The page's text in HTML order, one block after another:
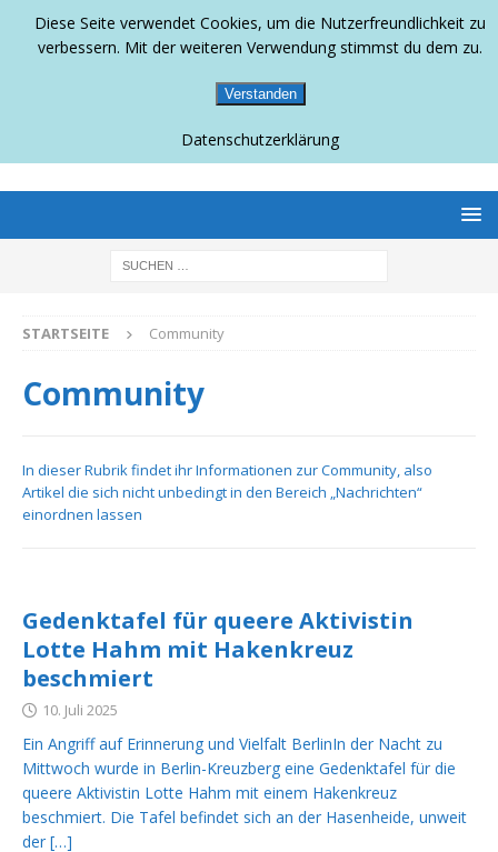
BERLINS SCHWULLESBISCHES MAGAZIN
STARTSEITE Community
Community
In dieser Rubrik findet ihr Informationen zur Community, also
Artikel die sich nicht unbedingt in den Bereich „Nachrichten“
einordnen lassen
Gedenktafel für queere Aktivistin
Lotte Hahm mit Hakenkreuz
beschmiert
10. Juli 2025
Ein Angriff auf Erinnerung und Vielfalt BerlinIn der Nacht zu
Mittwoch wurde in Berlin-Kreuzberg eine Gedenktafel für die
queere Aktivistin Lotte Hahm mit einem Hakenkreuz
beschmiert. Die Tafel befindet sich an der Hasenheide, unweit
der […]
Diese Seite verwendet Cookies, um die Nutzerfreundlichkeit zu
verbessern. Mit der weiteren Verwendung stimmst du dem zu.
Verstanden
Datenschutzerklärung